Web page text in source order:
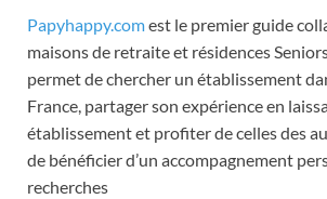
Papyhappy.comest le premier guide
maisons de retraite et résidences
permet de chercher un établissement
France, partager son expérience en
établissement et profiter de celles des
de bénéficier d’un accompagnement
recherches